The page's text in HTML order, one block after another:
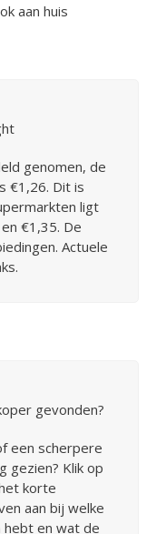
aan huis
genomen, de
€1,26. Dit is
ligt
€1,35. De
Actuele
gevonden?
een scherpere
gezien? Klik op
korte
aan bij welke
hebt en wat de